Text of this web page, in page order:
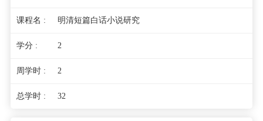
明清短篇白话小说研究
2
2
32